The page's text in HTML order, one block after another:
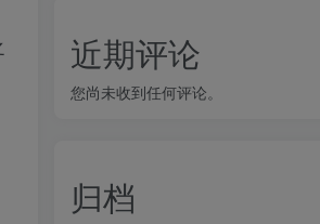
近期评论
您尚未收到任何评论。
归档